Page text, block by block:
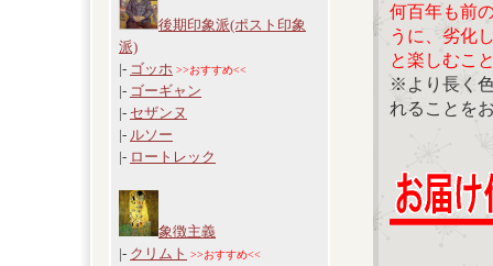
後期印象派(ポスト印象
派)
|- ゴッホ >>おすすめ<<
|- ゴーギャン
|- セザンヌ
|- ルソー
|- ロートレック
象徴主義
|- クリムト >>おすすめ<<
何百年も前
うに、劣化
と楽しむこ
※より長く
れることを